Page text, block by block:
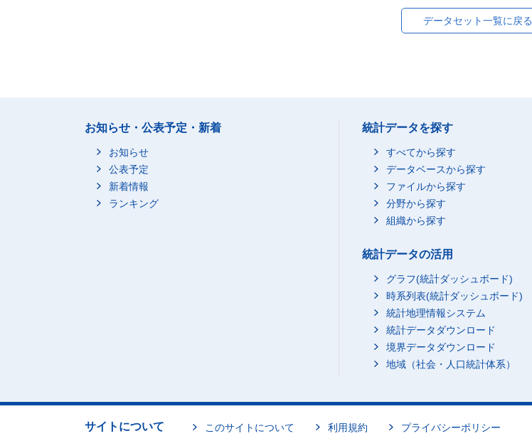
データセット一覧に戻る
お知らせ・公表予定・新着
お知らせ
公表予定
新着情報
ランキング
統計データを探す
すべてから探す
データベースから探す
ファイルから探す
分野から探す
組織から探す
統計データの活用
グラフ(統計ダッシュボード)
時系列表(統計ダッシュボード)
統計地理情報システム
統計データダウンロード
境界データダウンロード
地域（社会・人口統計体系）
サイトについて このサイトについて 利用規約 プライバシーポリシー